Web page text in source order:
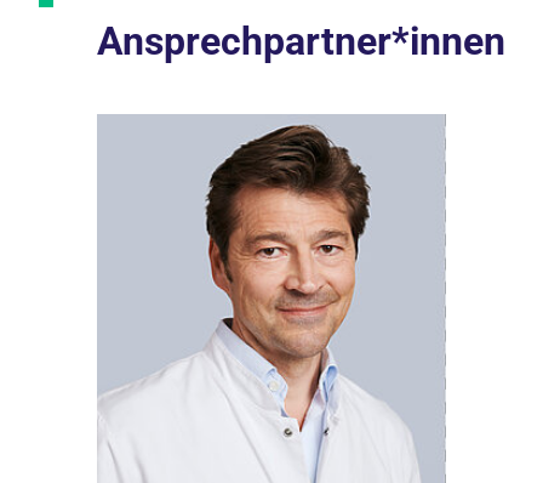
Ansprechpartner*innen